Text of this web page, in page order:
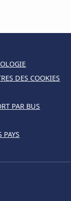
DES COOKIES
PAR BUS
PAYS